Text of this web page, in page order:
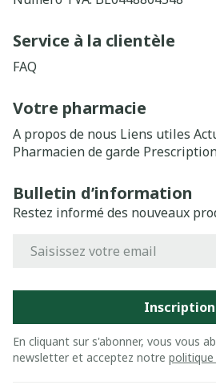
Service à la clientèle
FAQ
Votre pharmacie
A propos de nous Liens utiles
Pharmacien de garde
Bulletin d’information
Restez informé des nouveaux
Inscription
En cliquant sur s'abonner, vous vous
newsletter et acceptez notre